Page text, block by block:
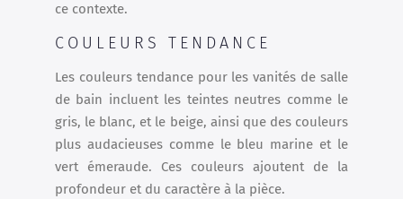
ce contexte.
COULEURS TENDANCE
Les couleurs tendance pour les vanités de salle
de bain incluent les teintes neutres comme le
gris, le blanc, et le beige, ainsi que des couleurs
plus audacieuses comme le bleu marine et le
vert émeraude. Ces couleurs ajoutent de la
profondeur et du caractère à la pièce.